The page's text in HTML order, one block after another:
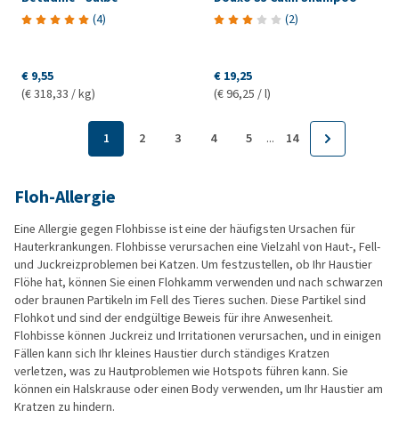
(4)
€ 9,55
(€ 318,33 / kg)
(2)
€ 19,25
(€ 96,25 / l)
1 2 3 4 5 ... 14
Floh-Allergie
Eine Allergie gegen Flohbisse ist eine der häufigsten Ursachen für
Hauterkrankungen. Flohbisse verursachen eine Vielzahl von Haut-, Fell-
und Juckreizproblemen bei Katzen. Um festzustellen, ob Ihr Haustier
Flöhe hat, können Sie einen Flohkamm verwenden und nach schwarzen
oder braunen Partikeln im Fell des Tieres suchen. Diese Partikel sind
Flohkot und sind der endgültige Beweis für ihre Anwesenheit.
Flohbisse können Juckreiz und Irritationen verursachen, und in einigen
Fällen kann sich Ihr kleines Haustier durch ständiges Kratzen
verletzen, was zu Hautproblemen wie Hotspots führen kann. Sie
können ein Halskrause oder einen Body verwenden, um Ihr Haustier am
Kratzen zu hindern.